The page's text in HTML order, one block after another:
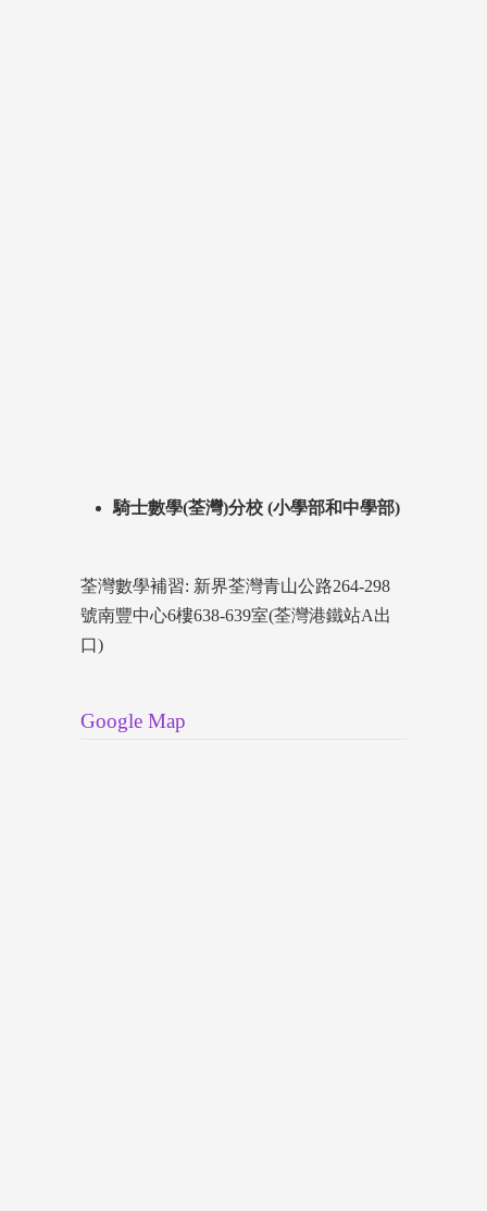
騎士數學(荃灣)分校 (小學部和中學部)
荃灣數學補習: 新界荃灣青山公路264-298
號南豐中心6樓638-639室(荃灣港鐵站A出
口)
Google Map